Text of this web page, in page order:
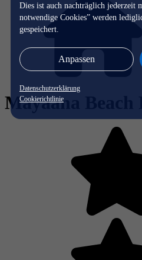
Dies ist auch nachträglich
notwendige Cookies” werden
gespeichert.
Anpassen
Datenschutzerklärung
Cookierichtlinie
Mayaana Beach